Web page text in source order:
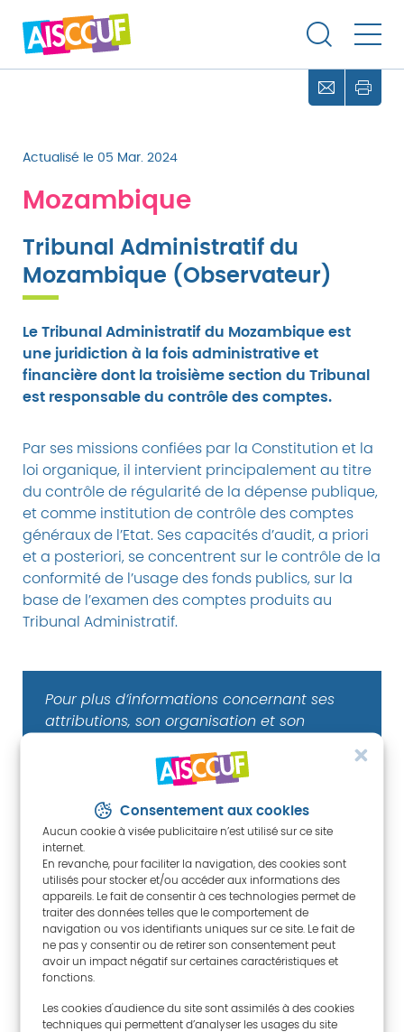
Consentement aux cookies
Aucun cookie à visée publicitaire n’est utilisé sur ce site
internet.
En revanche, pour faciliter la navigation, des cookies sont
utilisés pour stocker et/ou accéder aux informations des
appareils. Le fait de consentir à ces technologies permet de
traiter des données telles que le comportement de
navigation ou vos identifiants uniques sur ce site. Le fait de
ne pas y consentir ou de retirer son consentement peut
avoir un impact négatif sur certaines caractéristiques et
fonctions.
Les cookies d'audience du site sont assimilés à des cookies
techniques qui permettent d’analyser les usages du site
Actualisé le 05 Mar. 2024
Mozambique
Tribunal Administratif du
Mozambique (Observateur)
Le Tribunal Administratif du Mozambique est
une juridiction à la fois administrative et
financière dont la troisième section du Tribunal
est responsable du contrôle des comptes.
Par ses missions confiées par la Constitution et la
loi organique, il intervient principalement au titre
du contrôle de régularité de la dépense publique,
et comme institution de contrôle des comptes
généraux de l’Etat. Ses capacités d’audit, a priori
et a posteriori, se concentrent sur le contrôle de la
conformité de l’usage des fonds publics, sur la
base de l’examen des comptes produits au
Tribunal Administratif.
Pour plus d’informations concernant ses
attributions, son organisation et son
Adresse mail n°2 :jcmaloa@hotmail.com
Contact
Tribunal Administratif du Mozambique
Rua Mateus Sansão Muthemba, nº 65
254 Maputo